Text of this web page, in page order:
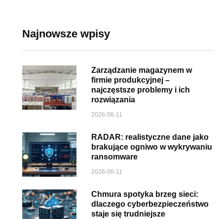
Najnowsze wpisy
Zarządzanie magazynem w
firmie produkcyjnej –
najczęstsze problemy i ich
rozwiązania
2026-06-11
RADAR: realistyczne dane jako
brakujące ogniwo w wykrywaniu
ransomware
2026-06-11
Chmura spotyka brzeg sieci:
dlaczego cyberbezpieczeństwo
staje się trudniejsze